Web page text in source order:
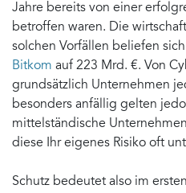
Jahre bereits von einer
betroffen waren. Die
solchen Vorfällen beliefen
Bitkom auf 223 Mrd. €. Von
grundsätzlich Unternehmen
besonders anfällig gelten
mittelständische
diese Ihr eigenes Risiko oft
Schutz bedeutet also im